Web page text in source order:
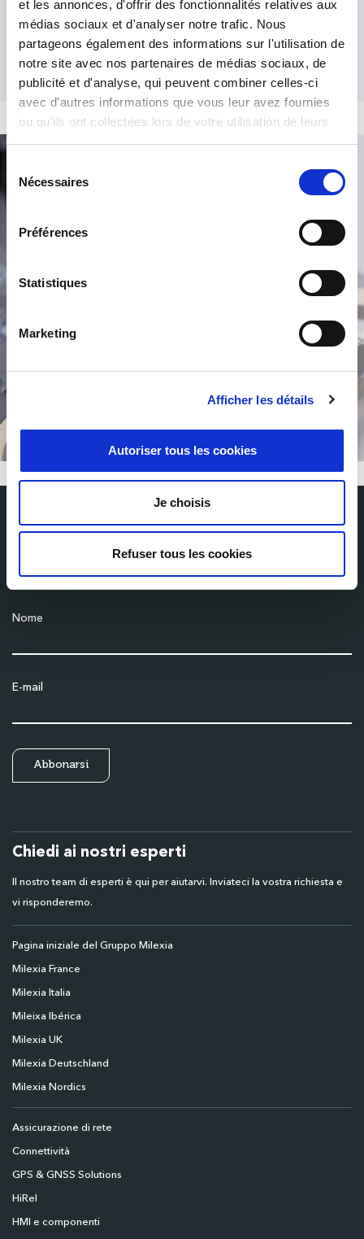
et les annonces, d'offrir des fonctionnalités relatives aux
médias sociaux et d'analyser notre trafic. Nous
partageons également des informations sur l'utilisation de
notre site avec nos partenaires de médias sociaux, de
publicité et d'analyse, qui peuvent combiner celles-ci
avec d'autres informations que vous leur avez fournies
ou qu'ils ont collectées lors de votre utilisation de leurs
services.
consentement
Nécessaires
Préférences
Statistiques
Marketing
Afficher les détails
Autoriser tous les cookies
Je choisis
Refuser tous les cookies
posta elettronica
Nome
E-mail
Chiedi ai nostri esperti
Il nostro team di esperti è qui per aiutarvi. Inviateci la vostra richiesta e
vi risponderemo.
Pagina iniziale del Gruppo Milexia
Milexia France
Milexia Italia
Mileixa Ibérica
Milexia UK
Milexia Deutschland
Milexia Nordics
Assicurazione di rete
Connettività
GPS & GNSS Solutions
HiRel
HMI e componenti